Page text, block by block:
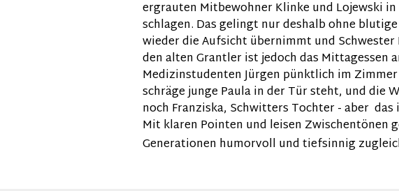
ergrauten Mitbewohner Klinke und Lojewski
schlagen. Das gelingt nur deshalb ohne
wieder die Aufsicht übernimmt und
den alten Grantler ist jedoch das Mittagessen
Medizinstudenten Jürgen pünktlich im
schräge junge Paula in der Tür steht, und
noch Franziska, Schwitters Tochter - aber
Mit klaren Pointen und leisen
Generationen humorvoll und tiefsinnig